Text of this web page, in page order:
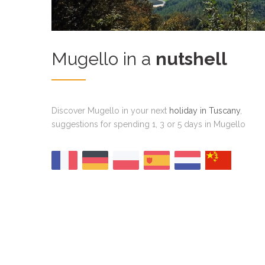
Mugello in a nutshell
Discover Mugello in your next holiday in Tuscany
suggestions for spending 1, 3 or 5 days in Mugello